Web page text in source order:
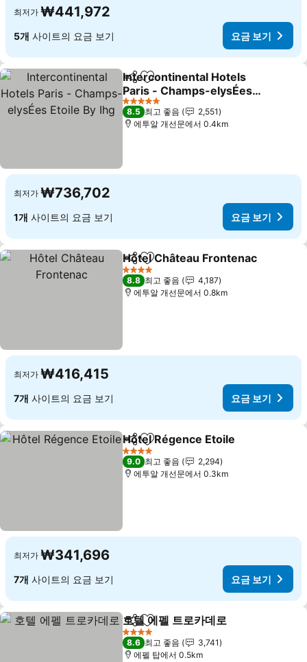
최저가 ₩441,972
5개 사이트의 요금 보기 요금 보기
공유 즐겨찾기에 추가
Intercontinental Hotels
Paris - Champs-elysÉes
Etoile By Ihg
요금 보기
5 성급
8.5 최고 좋음
2,551
에투알 개선문에서 0.4km
최저가 ₩736,702
1개 사이트의 요금 보기 요금 보기
공유 즐겨찾기에 추가
Hôtel Château Frontenac
4 성급
8.8 최고 좋음
4,187
에투알 개선문에서 0.8km
최저가 ₩416,415
7개 사이트의 요금 보기 요금 보기
공유 즐겨찾기에 추가
Hôtel Régence Etoile
4 성급
9.0 최고 좋음
2,294
에투알 개선문에서 0.3km
최저가 ₩341,696
7개 사이트의 요금 보기 요금 보기
공유 즐겨찾기에 추가
호텔 에펠 트로카데로
4 성급
8.6 최고 좋음
3,741
에펠 탑에서 0.5km